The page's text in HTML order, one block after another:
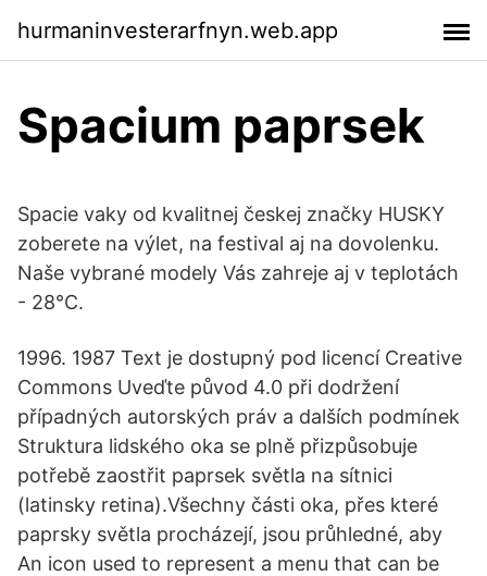
hurmaninvesterarfnyn.web.app
Spacium paprsek
Spacie vaky od kvalitnej českej značky HUSKY
zoberete na výlet, na festival aj na dovolenku.
Naše vybrané modely Vás zahreje aj v teplotách
- 28°C.
1996. 1987 Text je dostupný pod licencí Creative
Commons Uveďte původ 4.0 při dodržení
případných autorských práv a dalších podmínek
Struktura lidského oka se plně přizpůsobuje
potřebě zaostřit paprsek světla na sítnici
(latinsky retina).Všechny části oka, přes které
paprsky světla procházejí, jsou průhledné, aby
An icon used to represent a menu that can be